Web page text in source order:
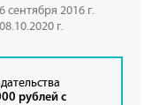
2016 г.
г.
рублей с